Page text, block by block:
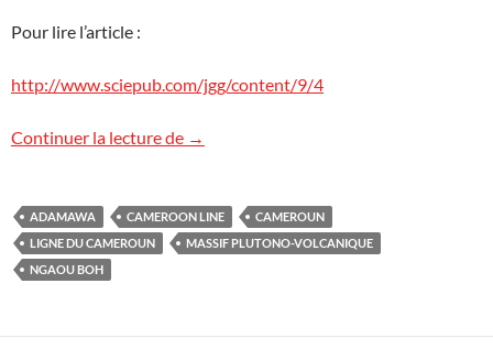
Pour lire l’article :
http://www.sciepub.com/jgg/content/9/4
Continuer la lecture de Le massif plutono-volcanique de Ngaou
→
ADAMAWA CAMEROON LINE
CAMEROUN
LIGNE DU CAMEROUN
MASSIF PLUTONO-VOLCANIQUE
NGAOU BOH